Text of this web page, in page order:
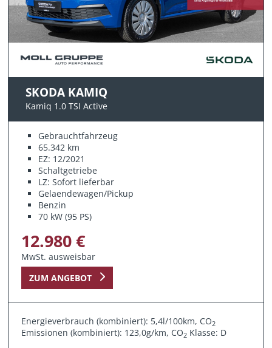
SKODA KAMIQ
Kamiq 1.0 TSI Active
Gebrauchtfahrzeug
65.342 km
EZ: 12/2021
Schaltgetriebe
LZ: Sofort lieferbar
Gelaendewagen/Pickup
Benzin
70 kW (95 PS)
12.980 €
MwSt. ausweisbar
ZUM ANGEBOT
Energieverbrauch (kombiniert): 5,4l/100km, CO2
Emissionen (kombiniert): 123,0g/km, CO2 Klasse: D